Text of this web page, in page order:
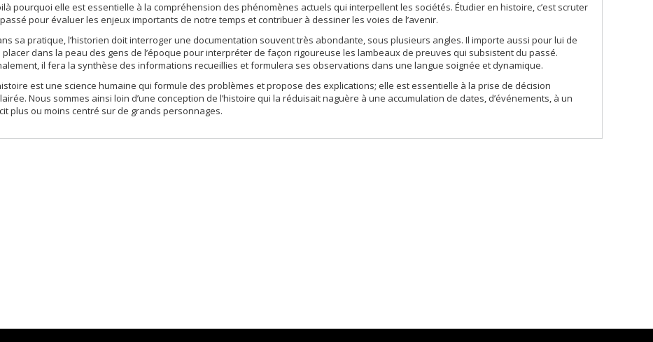
pourquoi elle est essentielle à la compréhension des phénomènes actuels qui interpellent les sociétés. Étudier en histoire, c’est scruter
pour évaluer les enjeux importants de notre temps et contribuer à dessiner les voies de l’avenir.
sa pratique, l’historien doit interroger une documentation souvent très abondante, sous plusieurs angles. Il importe aussi pour lui de
placer dans la peau des gens de l’époque pour interpréter de façon rigoureuse les lambeaux de preuves qui subsistent du passé.
il fera la synthèse des informations recueillies et formulera ses observations dans une langue soignée et dynamique.
est une science humaine qui formule des problèmes et propose des explications; elle est essentielle à la prise de décision
Nous sommes ainsi loin d’une conception de l’histoire qui la réduisait naguère à une accumulation de dates, d’événements, à un
plus ou moins centré sur de grands personnages.